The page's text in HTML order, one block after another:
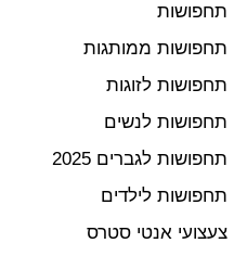
תחפושות
תחפושות ממותגות
תחפושות לזוגות
תחפושות לנשים
תחפושות לגברים 2025
תחפושות לילדים
צעצועי אנטי סטרס